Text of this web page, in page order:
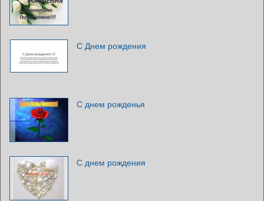
С Днем рождения
С днем рожденья
С днем рождения